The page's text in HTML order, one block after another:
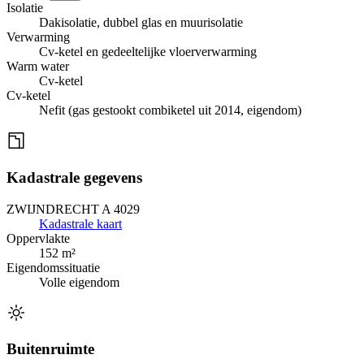
Isolatie
Dakisolatie, dubbel glas en muurisolatie
Verwarming
Cv-ketel en gedeeltelijke vloerverwarming
Warm water
Cv-ketel
Cv-ketel
Nefit (gas gestookt combiketel uit 2014, eigendom)
Kadastrale gegevens
ZWIJNDRECHT A 4029
Kadastrale kaart
Oppervlakte
152 m²
Eigendomssituatie
Volle eigendom
Buitenruimte